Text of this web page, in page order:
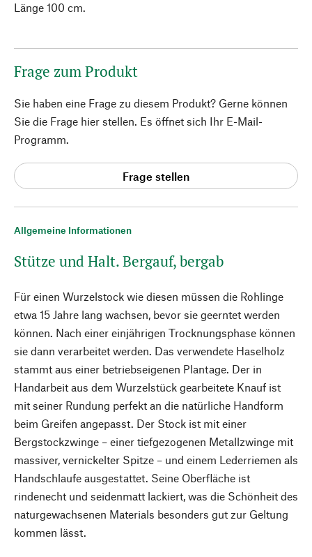
Allgemeine Informationen
Stütze und Halt. Bergauf, bergab
Für einen Wurzelstock wie diesen müssen die Rohlinge
etwa 15 Jahre lang wachsen, bevor sie geerntet werden
können. Nach einer einjährigen Trocknungsphase können
sie dann verarbeitet werden. Das verwendete Haselholz
stammt aus einer betriebseigenen Plantage. Der in
Handarbeit aus dem Wurzelstück gearbeitete Knauf ist
mit seiner Rundung perfekt an die natürliche Handform
beim Greifen angepasst. Der Stock ist mit einer
Bergstockzwinge – einer tiefgezogenen Metallzwinge mit
massiver, vernickelter Spitze – und einem Lederriemen als
Handschlaufe ausgestattet. Seine Oberfläche ist
rindenecht und seidenmatt lackiert, was die Schönheit des
naturgewachsenen Materials besonders gut zur Geltung
kommen lässt.
Länge 100 cm.
Frage zum Produkt
Sie haben eine Frage zu diesem Produkt? Gerne können
Sie die Frage hier stellen. Es öffnet sich Ihr E-Mail-
Programm.
Frage stellen